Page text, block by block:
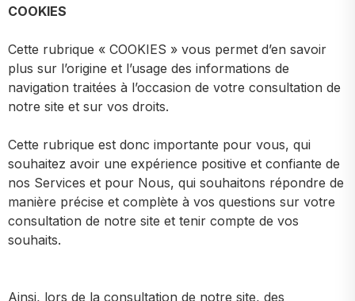
COOKIES
Cette rubrique « COOKIES » vous permet d’en savoir
plus sur l’origine et l’usage des informations de
navigation traitées à l’occasion de votre consultation de
notre site et sur vos droits.
Cette rubrique est donc importante pour vous, qui
souhaitez avoir une expérience positive et confiante de
nos Services et pour Nous, qui souhaitons répondre de
manière précise et complète à vos questions sur votre
consultation de notre site et tenir compte de vos
souhaits.
Ainsi, lors de la consultation de notre site, des